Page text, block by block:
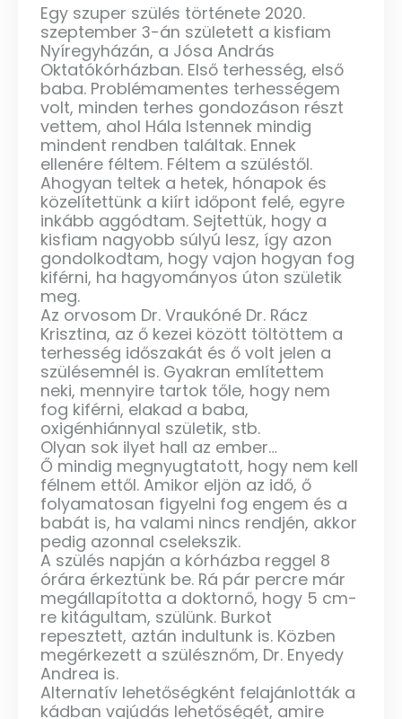
Egy szuper szülés története 2020.
szeptember 3-án született a kisfiam
Nyíregyházán, a Jósa András
Oktatókórházban. Első terhesség, első
baba. Problémamentes terhességem
volt, minden terhes gondozáson részt
vettem, ahol Hála Istennek mindig
mindent rendben találtak. Ennek
ellenére féltem. Féltem a szüléstől.
Ahogyan teltek a hetek, hónapok és
közelítettünk a kiírt időpont felé, egyre
inkább aggódtam. Sejtettük, hogy a
kisfiam nagyobb súlyú lesz, így azon
gondolkodtam, hogy vajon hogyan fog
kiférni, ha hagyományos úton születik
meg.
Az orvosom Dr. Vraukóné Dr. Rácz
Krisztina, az ő kezei között töltöttem a
terhesség időszakát és ő volt jelen a
szülésemnél is. Gyakran említettem
neki, mennyire tartok tőle, hogy nem
fog kiférni, elakad a baba,
oxigénhiánnyal születik, stb.
Olyan sok ilyet hall az ember…
Ő mindig megnyugtatott, hogy nem kell
félnem ettől. Amikor eljön az idő, ő
folyamatosan figyelni fog engem és a
babát is, ha valami nincs rendjén, akkor
pedig azonnal cselekszik.
A szülés napján a kórházba reggel 8
órára érkeztünk be. Rá pár percre már
megállapította a doktornő, hogy 5 cm-
re kitágultam, szülünk. Burkot
repesztett, aztán indultunk is. Közben
megérkezett a szülésznőm, Dr. Enyedy
Andrea is.
Alternatív lehetőségként felajánlották a
kádban vajúdás lehetőségét, amire